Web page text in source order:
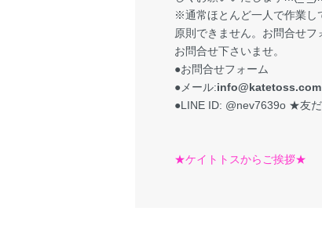
※通常ほとんど一人で作業し
原則できません。お問合せ
お問合せ下さいませ。
●お問合せフォーム
●メール:info@katetoss.com
●LINE ID: @nev7639o ★友
★ケイトトスからご挨拶★